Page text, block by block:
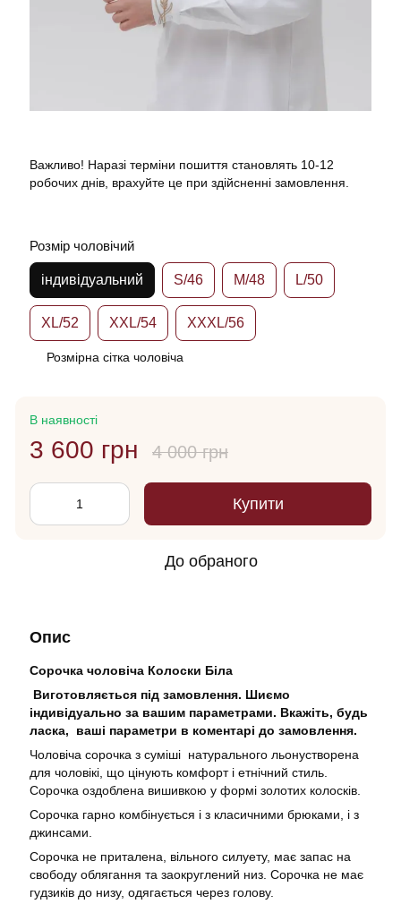
Важливо! Наразі терміни пошиття становлять 10-12
робочих днів, врахуйте це при здійсненні замовлення.
Розмір чоловічий
індивідуальний S/46 M/48 L/50
XL/52 XXL/54 XXXL/56
Розмірна сітка чоловіча
В наявності
3 600 грн 4 000 грн
Купити
До обраного
Опис
Сорочка чоловіча Колоски Біла
Виготовляється під замовлення. Шиємо
індивідуально за вашим параметрами. Вкажіть, будь
ласка, ваші параметри в коментарі до замовлення.
Чоловіча сорочка з суміші натурального льонустворена
для чоловікі, що цінують комфорт і етнічний стиль.
Сорочка оздоблена вишивкою у формі золотих колосків.
Сорочка гарно комбінується і з класичними брюками, і з
джинсами.
Сорочка не приталена, вільного силуету, має запас на
свободу облягання та заокруглений низ. Сорочка не має
гудзиків до низу, одягається через голову.